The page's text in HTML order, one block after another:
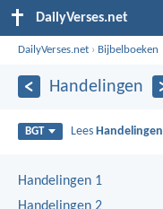
DailyVerses.net
DailyVerses.net › Bijbelboeken
Handelingen
BGT Lees Handelingen
Handelingen 1